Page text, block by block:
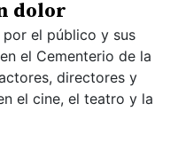
dolor
el público y sus
el Cementerio de la
directores y
el cine, el teatro y la